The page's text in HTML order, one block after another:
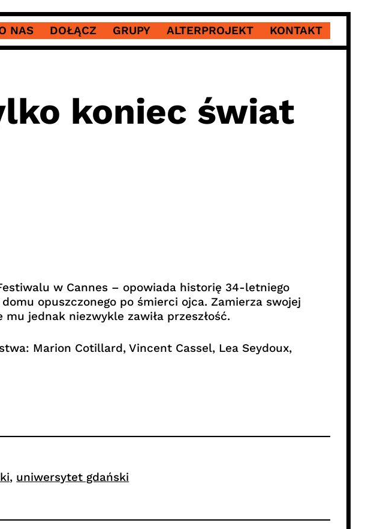
NAS DOŁĄCZ GRUPY ALTERPROJEKT KONTAKT
koniec świat
w Cannes – opowiada historię 34-letniego
opuszczonego po śmierci ojca. Zamierza swojej
jednak niezwykle zawiła przeszłość.
Marion Cotillard, Vincent Cassel, Lea Seydoux,
, uniwersytet gdański